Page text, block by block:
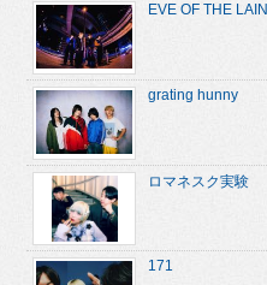
EVE OF THE LAIN
grating hunny
ロマネスク実験
171